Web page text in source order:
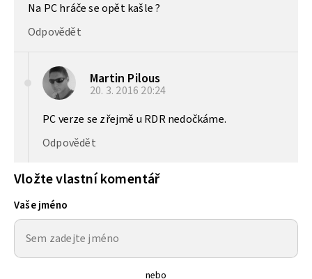
Na PC hráče se opět kašle ?
Odpovědět
Martin Pilous
20. 3. 2016 20:24
PC verze se zřejmě u RDR nedočkáme.
Odpovědět
Vložte vlastní komentář
Vaše jméno
nebo